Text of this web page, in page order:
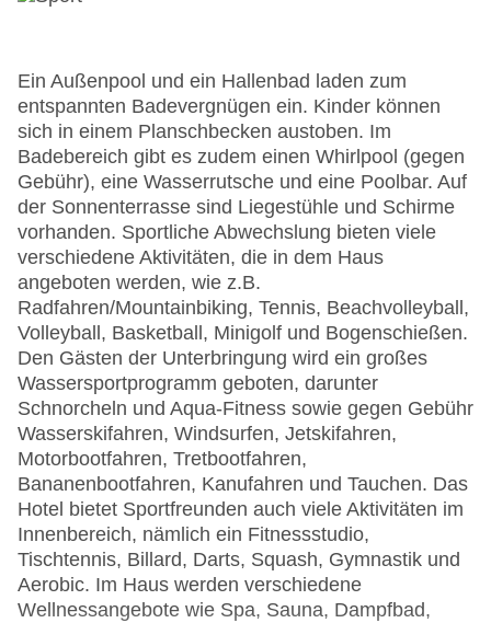
Ein Außenpool und ein Hallenbad laden zum
entspannten Badevergnügen ein. Kinder können
sich in einem Planschbecken austoben. Im
Badebereich gibt es zudem einen Whirlpool (gegen
Gebühr), eine Wasserrutsche und eine Poolbar. Auf
der Sonnenterrasse sind Liegestühle und Schirme
vorhanden. Sportliche Abwechslung bieten viele
verschiedene Aktivitäten, die in dem Haus
angeboten werden, wie z.B.
Radfahren/Mountainbiking, Tennis, Beachvolleyball,
Volleyball, Basketball, Minigolf und Bogenschießen.
Den Gästen der Unterbringung wird ein großes
Wassersportprogramm geboten, darunter
Schnorcheln und Aqua-Fitness sowie gegen Gebühr
Wasserskifahren, Windsurfen, Jetskifahren,
Motorbootfahren, Tretbootfahren,
Bananenbootfahren, Kanufahren und Tauchen. Das
Hotel bietet Sportfreunden auch viele Aktivitäten im
Innenbereich, nämlich ein Fitnessstudio,
Tischtennis, Billard, Darts, Squash, Gymnastik und
Aerobic. Im Haus werden verschiedene
Wellnessangebote wie Spa, Sauna, Dampfbad,